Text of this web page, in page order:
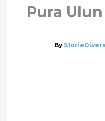
Pura
By